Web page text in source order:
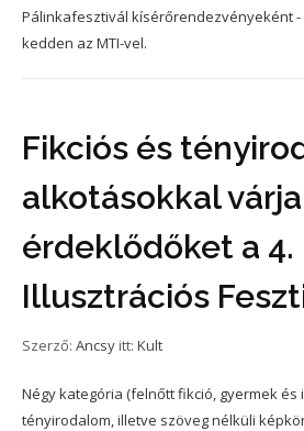
Pálinkafesztivál kísérőrendezvényeként
kedden az MTI-vel.
Fikciós és
alkotásokkal
érdeklődőket a
Illusztrációs
Szerző: Ancsy itt: Kult
Négy kategória (felnőtt fikció, gyermek és
tényirodalom, illetve szöveg nélküli